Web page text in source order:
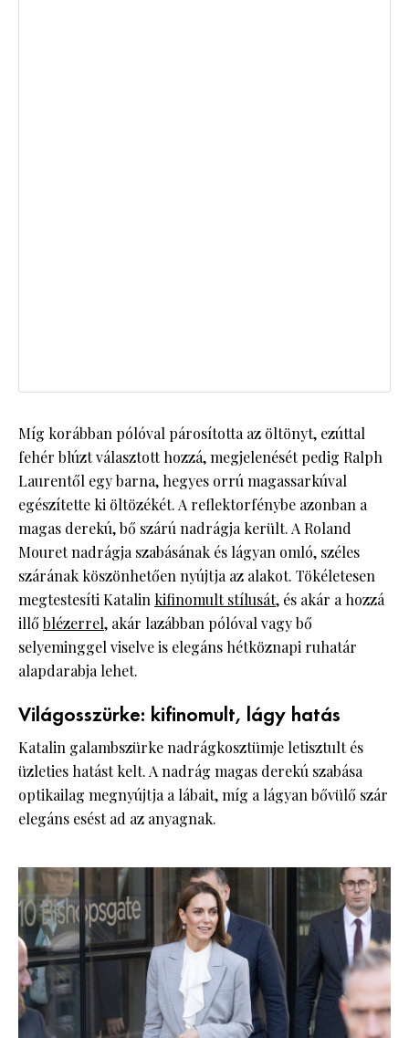
Míg korábban pólóval párosította az öltönyt, ezúttal
fehér blúzt választott hozzá, megjelenését pedig Ralph
Laurentől egy barna, hegyes orrú magassarkúval
egészítette ki öltözékét. A reflektorfénybe azonban a
magas derekú, bő szárú nadrágja került. A Roland
Mouret nadrágja szabásának és lágyan omló, széles
szárának köszönhetően nyújtja az alakot. Tökéletesen
megtestesíti Katalin kifinomult stílusát, és akár a hozzá
illő blézerrel, akár lazábban pólóval vagy bő
selyeminggel viselve is elegáns hétköznapi ruhatár
alapdarabja lehet.
Világosszürke: kifinomult, lágy hatás
Katalin galambszürke nadrágkosztümje letisztult és
üzleties hatást kelt. A nadrág magas derekú szabása
optikailag megnyújtja a lábait, míg a lágyan bővülő szár
elegáns esést ad az anyagnak.